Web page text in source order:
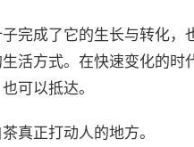
完成了它的生长与转化
活方式。在快速变化的
可以抵达。
真正打动人的地方。